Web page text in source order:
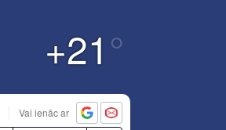
+21°
Vai ienāc ar